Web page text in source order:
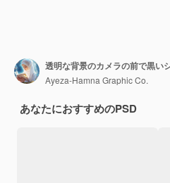
透明な背景のカメラの前で黒い
Ayeza-Hamna Graphic Co.
あなたにおすすめのPSD